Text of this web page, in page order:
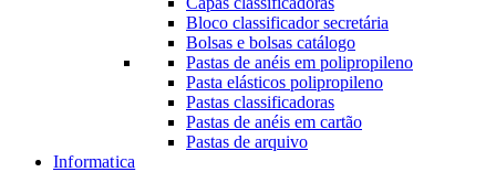
Bloco classificador secretária
Bolsas e bolsas catálogo
Pastas de anéis em polipropileno
Pasta elásticos polipropileno
Pastas classificadoras
Pastas de anéis em cartão
Pastas de arquivo
Informatica